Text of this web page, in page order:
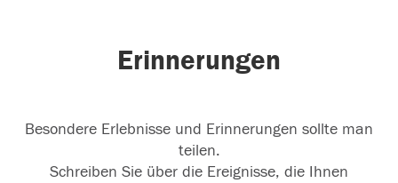
Erinnerungen
Besondere Erlebnisse und Erinnerungen sollte man
teilen.
Schreiben Sie über die Ereignisse, die Ihnen